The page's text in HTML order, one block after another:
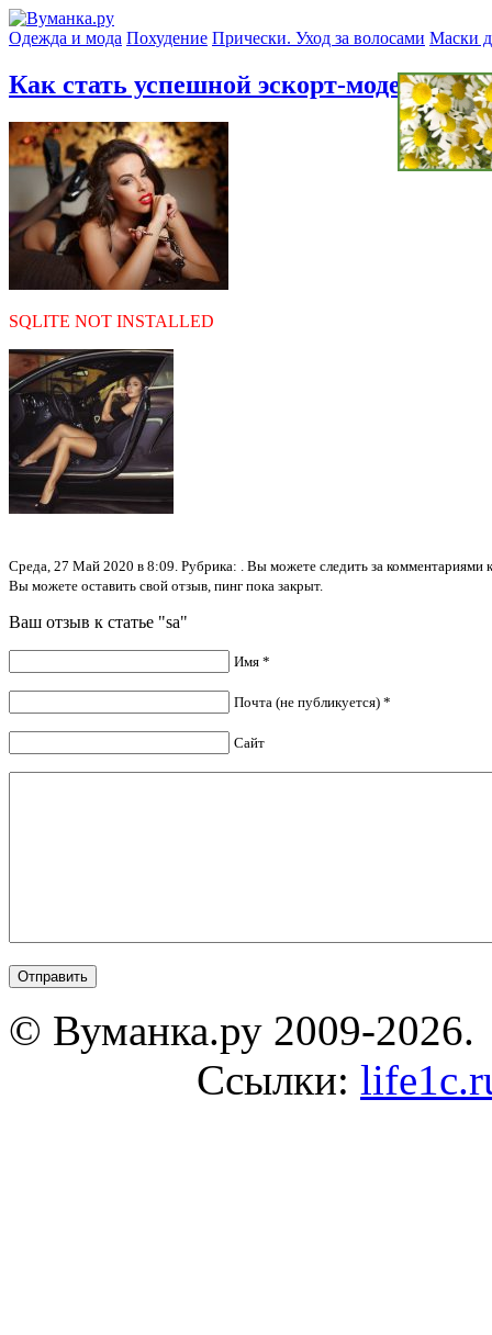
Одежда и мода Похудение Прически. Уход за волосами Маски
Как стать успешной эскорт-моделью?»
SQLITE NOT INSTALLED
Среда, 27 Май 2020 в 8:09. Рубрика: . Вы можете следить за комментариями
Вы можете оставить свой отзыв, пинг пока закрыт.
Ваш отзыв к статье "sa"
Имя *
Почта (не публикуется) *
Сайт
© Вуманка.ру 2009-2026.
Ссылки: